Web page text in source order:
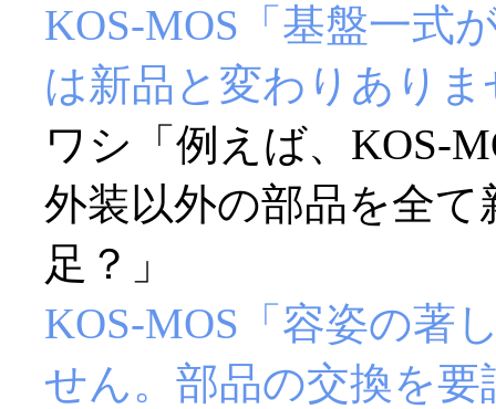
KOS-MOS「基盤一式
は新品と変わりあり
ワシ「例えば、KOS-
外装以外の部品を全
足？」
KOS-MOS「容姿の著
せん。部品の交換を